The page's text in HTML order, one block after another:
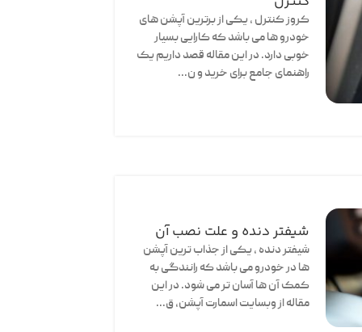
کروز کنترل ، یکی از برترین آپشن های
خودرو ها می باشد که کارایی بسیار
خوبی دارد. در این مقاله قصد داریم یک
راهنمای جامع برای خرید و ن...
شیفتر دنده و علت نصب آن
شیفتر دنده ، یکی از جذاب ترین آپشن
ها در خودرو می باشد که رانندگی به
کمک آن ها آسان تر می شود. در این
مقاله از وبسایت اسمارت آپشن، ق...